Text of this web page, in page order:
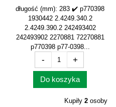
długość (mm): 283 ✔️ p770398
1930442 2.4249.340.2
2.4249.390.2 242493402
242493902 2270881 72270881
p770398 p77-0398...
- +
Do koszyka
Kupiły 2 osoby